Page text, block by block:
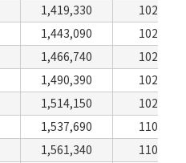
1,419,330
102,410
1,443,090
102,410
1,466,740
102,410
1,490,390
102,410
1,514,150
102,410
1,537,690
110,110
1,561,340
110,110